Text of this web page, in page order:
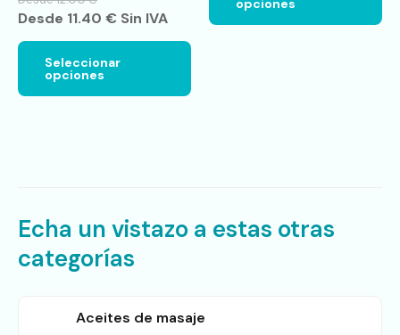
Desde 11.40 € Sin IVA
Seleccionar
opciones
la
producto
opciones
Echa un vistazo a estas otras
categorías
Aceites de masaje